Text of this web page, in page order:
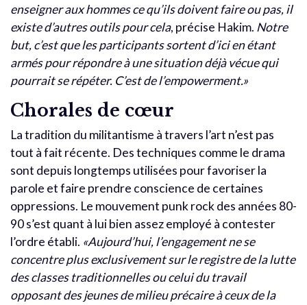
enseigner aux hommes ce qu’ils doivent faire ou pas, il
existe d’autres outils pour cela, précise Hakim. Notre
but, c’est que les participants sortent d’ici en étant
armés pour répondre à une situation déjà vécue qui
pourrait se répéter. C’est de l’empowerment.»
Chorales de cœur
La tradition du militantisme à travers l’art n’est pas
tout à fait récente. Des techniques comme le drama
sont depuis longtemps utilisées pour favoriser la
parole et faire prendre conscience de certaines
oppressions. Le mouvement punk rock des années 80-
90 s’est quant à lui bien assez employé à contester
l’ordre établi. «Aujourd’hui, l’engagement ne se
concentre plus exclusivement sur le registre de la lutte
des classes traditionnelles ou celui du travail
opposant des jeunes de milieu précaire à ceux de la